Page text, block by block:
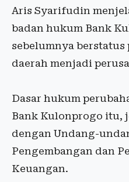
Aris Syarifudin
badan hukum Bank
sebelumnya berstatus
daerah menjadi
Dasar hukum
Bank Kulonprogo itu,
dengan Undang-
Pengembangan dan
Keuangan.